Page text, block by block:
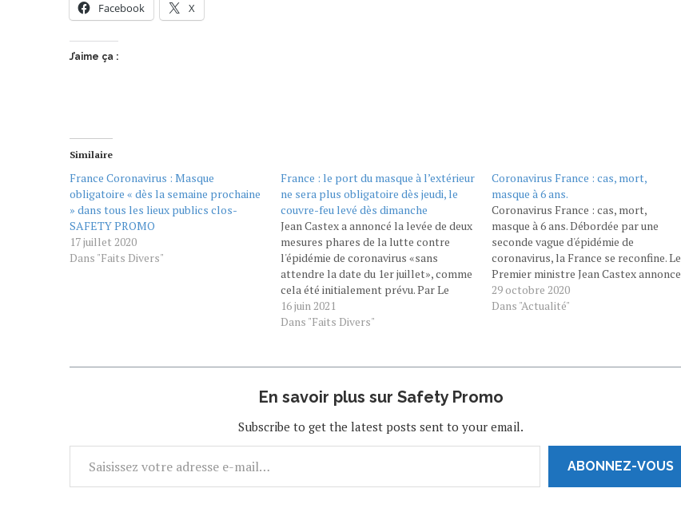
Facebook X
J’aime ça :
Similaire
France Coronavirus : Masque
obligatoire « dès la semaine prochaine
» dans tous les lieux publics clos-
SAFETY PROMO
17 juillet 2020
Dans "Faits Divers"
France : le port du masque à l’extérieur
ne sera plus obligatoire dès jeudi, le
couvre-feu levé dès dimanche
Jean Castex a annoncé la levée de deux
mesures phares de la lutte contre
l'épidémie de coronavirus «sans
attendre la date du 1er juillet», comme
cela été initialement prévu. Par Le
Figaro avec AFP Mis à jour à l’instant
LIRE LA SUITE ICI
16 juin 2021
Dans "Faits Divers"
Coronavirus France : cas, mort,
masque à 6 ans.
Coronavirus France : cas, mort,
masque à 6 ans. Débordée par une
seconde vague d'épidémie de
coronavirus, la France se reconfine. Le
Premier ministre Jean Castex annonce
ce jeudi matin le port du masque
obligatoire dès 6 ans à l'école, et un
29 octobre 2020
Dans "Actualité"
En savoir plus sur Safety Promo
Subscribe to get the latest posts sent to your email.
ABONNEZ-VOUS